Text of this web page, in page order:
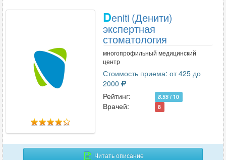
Deniti (Денити)
экспертная
стоматология
многопрофильный медицинский
центр
Стоимость приема: от 425 до
2000
Рейтинг:
8.55/ 10
Врачей: 8
Читать описание